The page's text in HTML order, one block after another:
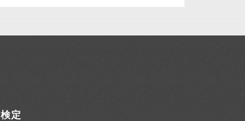
検定